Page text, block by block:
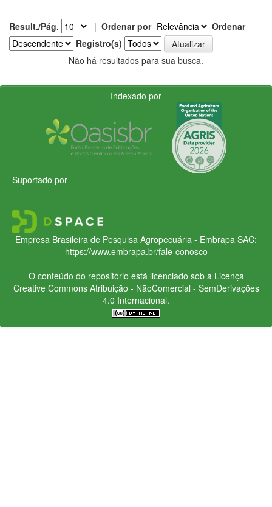
Result./Pág. | Ordenar por
Ordenar
Registro(s)
Não há resultados para sua busca.
Indexado por
Suportado por
Empresa Brasileira de Pesquisa Agropecuária - Embrapa SAC:
https://www.embrapa.br/fale-conosco
O conteúdo do repositório está licenciado sob a Licença
Creative CommonsAtribuição - NãoComercial - SemDerivações
4.0 Internacional.